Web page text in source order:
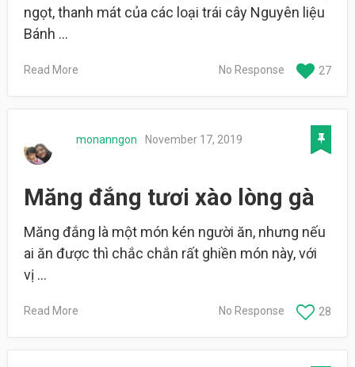
ngọt, thanh mát của các loại trái cây Nguyên liệu
Bánh …
Read More 27
No Response
monanngon November 17, 2019
Măng đắng tươi xào lòng gà
Măng đắng là một món kén người ăn, nhưng nếu
ai ăn được thì chắc chắn rất ghiền món này, với
vị …
Read More 28
No Response